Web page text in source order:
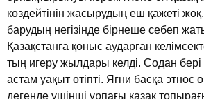
көздейтiнiн жасырудың еш қажетi
барудың негiзiнде бiрнеше себеп
Қазақстанға қоныс аударған
тың игеру жылдары келдi. Содан
астам уақыт өтiптi. Яғни басқа этнос
дегенде үшiншi ұрпағы қазақ